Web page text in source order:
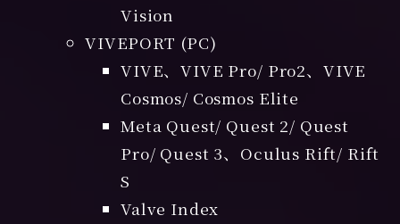
Vision
VIVEPORT (PC)
VIVE、VIVE Pro/ Pro2、VIVE
Cosmos/ Cosmos Elite
Meta Quest/ Quest 2/ Quest
Pro/ Quest 3、Oculus Rift/ Rift
S
Valve Index